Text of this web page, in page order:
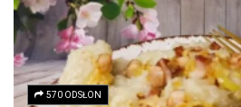
570 ODSŁON